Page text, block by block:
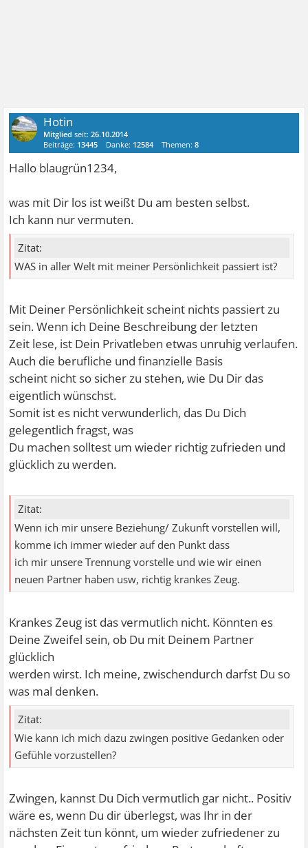
Hotin
Mitglied seit:26.10.2014
Beiträge: 13445 Danke: 12584 Themen:8
Hallo blaugrün1234,
was mit Dir los ist weißt Du am besten selbst.
Ich kann nur vermuten.
Zitat:
WAS in aller Welt mit meiner Persönlichkeit passiert ist?
Mit Deiner Persönlichkeit scheint nichts passiert zu
sein. Wenn ich Deine Beschreibung der letzten
Zeit lese, ist Dein Privatleben etwas unruhig verlaufen.
Auch die berufliche und finanzielle Basis
scheint nicht so sicher zu stehen, wie Du Dir das
eigentlich wünschst.
Somit ist es nicht verwunderlich, das Du Dich
gelegentlich fragst, was
Du machen solltest um wieder richtig zufrieden und
glücklich zu werden.
Zitat:
Wenn ich mir unsere Beziehung/ Zukunft vorstellen will,
komme ich immer wieder auf den Punkt dass
ich mir unsere Trennung vorstelle und wie wir einen
neuen Partner haben usw, richtig krankes Zeug.
Krankes Zeug ist das vermutlich nicht. Könnten es
Deine Zweifel sein, ob Du mit Deinem Partner
glücklich
werden wirst. Ich meine, zwischendurch darfst Du so
was mal denken.
Zitat:
Wie kann ich mich dazu zwingen positive Gedanken oder
Gefühle vorzustellen?
Zwingen, kannst Du Dich vermutlich gar nicht.. Positiv
wäre es, wenn Du dir überlegst, was Ihr in der
nächsten Zeit tun könnt, um wieder zufriedener zu